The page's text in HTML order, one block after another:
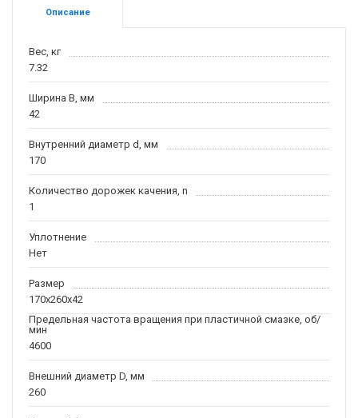
Описание
Вес, кг
7.32
Ширина B, мм
42
Внутренний диаметр d, мм
170
Количество дорожек качения, n
1
Уплотнение
Нет
Размер
170x260x42
Предельная частота вращения при пластичной смазке, об/
мин
4600
Внешний диаметр D, мм
260